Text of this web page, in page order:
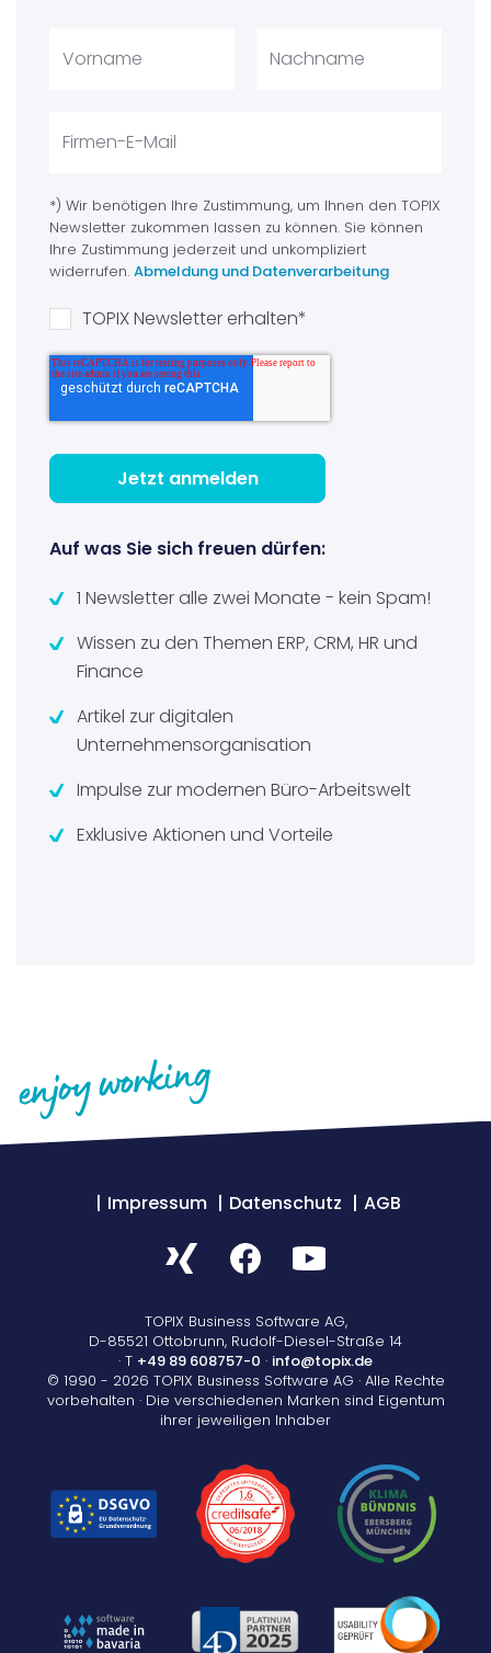
*) Wir benötigen Ihre Zustimmung, um Ihnen den TOPIX
Newsletter zukommen lassen zu können. Sie können
Ihre Zustimmung jederzeit und unkompliziert
widerrufen.Abmeldung und Datenverarbeitung
TOPIX Newsletter erhalten*
Auf was Sie sich freuen dürfen:
1 Newsletter alle zwei Monate - kein Spam!
Wissen zu den Themen ERP, CRM, HR und
Finance
Artikel zur digitalen
Unternehmensorganisation
Impulse zur modernen Büro-Arbeitswelt
Exklusive Aktionen und Vorteile
Impressum Datenschutz AGB
TOPIX Business Software AG,
D-85521 Ottobrunn, Rudolf-Diesel-Straße 14
· T +49 89 608757-0 · info@topix.de
© 1990 - 2026 TOPIX Business Software AG · Alle Rechte
vorbehalten · Die verschiedenen Marken sind Eigentum
ihrer jeweiligen Inhaber